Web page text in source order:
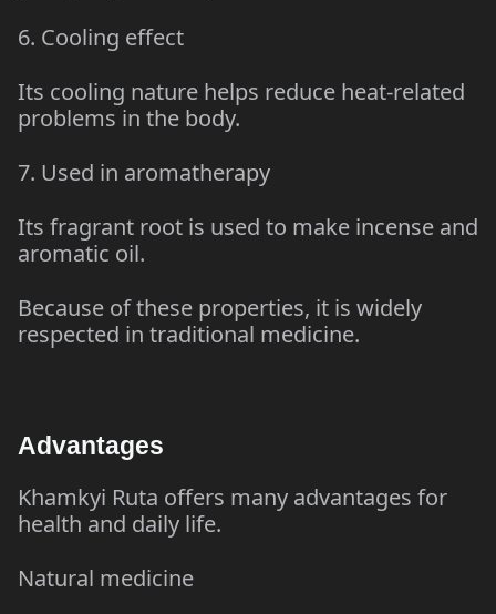
6. Cooling effect
Its cooling nature helps reduce heat-related
problems in the body.
7. Used in aromatherapy
Its fragrant root is used to make incense and
aromatic oil.
Because of these properties, it is widely
respected in traditional medicine.
Advantages
Khamkyi Ruta offers many advantages for
health and daily life.
Natural medicine